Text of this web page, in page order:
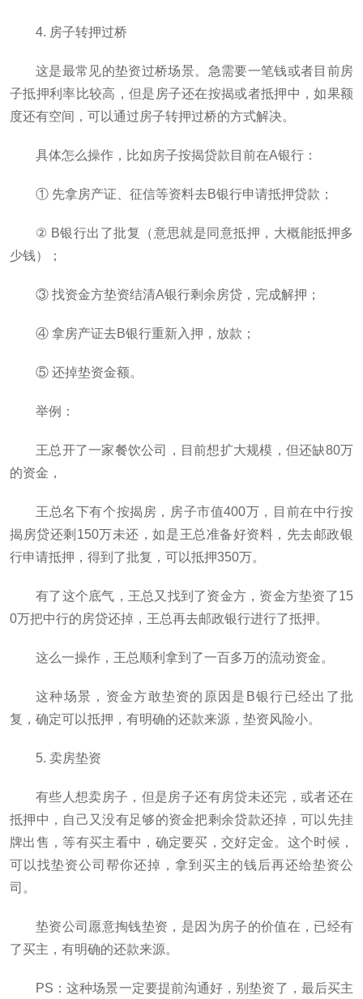
4. 房子转押过桥
这是最常见的垫资过桥场景。急需要一笔钱或者目前房
子抵押利率比较高，但是房子还在按揭或者抵押中，如果额
度还有空间，可以通过房子转押过桥的方式解决。
具体怎么操作，比如房子按揭贷款目前在A银行：
① 先拿房产证、征信等资料去B银行申请抵押贷款；
② B银行出了批复（意思就是同意抵押，大概能抵押多
少钱）；
③ 找资金方垫资结清A银行剩余房贷，完成解押；
④ 拿房产证去B银行重新入押，放款；
⑤ 还掉垫资金额。
举例：
王总开了一家餐饮公司，目前想扩大规模，但还缺80万
的资金，
王总名下有个按揭房，房子市值400万，目前在中行按
揭房贷还剩150万未还，如是王总准备好资料，先去邮政银
行申请抵押，得到了批复，可以抵押350万。
有了这个底气，王总又找到了资金方，资金方垫资了15
0万把中行的房贷还掉，王总再去邮政银行进行了抵押。
这么一操作，王总顺利拿到了一百多万的流动资金。
这种场景，资金方敢垫资的原因是B银行已经出了批
复，确定可以抵押，有明确的还款来源，垫资风险小。
5. 卖房垫资
有些人想卖房子，但是房子还有房贷未还完，或者还在
抵押中，自己又没有足够的资金把剩余贷款还掉，可以先挂
牌出售，等有买主看中，确定要买，交好定金。这个时候，
可以找垫资公司帮你还掉，拿到买主的钱后再还给垫资公
司。
垫资公司愿意掏钱垫资，是因为房子的价值在，已经有
了买主，有明确的还款来源。
PS：这种场景一定要提前沟通好，别垫资了，最后买主